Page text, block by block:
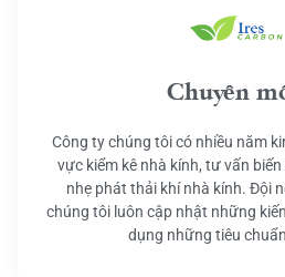
Chuyên
Công ty chúng tôi có nhiều năm
vực kiểm kê nhà kính, tư vấn
nhẹ phát thải khí nhà kính. Đội
chúng tôi luôn cập nhật những
dụng những tiêu